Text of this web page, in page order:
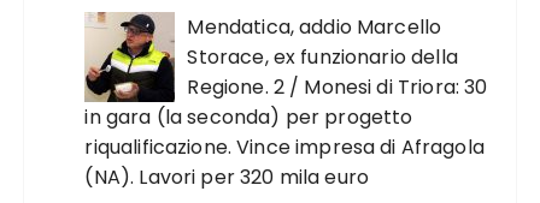
Mendatica, addio Marcello
Storace, ex funzionario della
Regione. 2 / Monesi di Triora: 30
in gara (la seconda) per progetto
riqualificazione. Vince impresa di Afragola
(NA). Lavori per 320 mila euro